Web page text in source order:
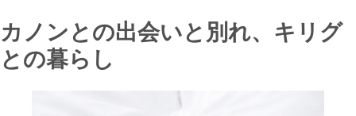
カノンとの出会いと別れ、キリグ
との暮らし